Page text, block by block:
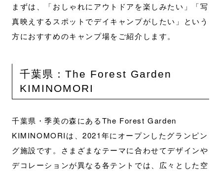
まずは、「おしゃれにアウトドアを楽しみたい」「写
真映えするスポットでデイキャンプがしたい」という
方におすすめのキャンプ場をご紹介します。
千葉県：The Forest Garden
KIMINOMORI
千葉県・季美の森にあるThe Forest Garden
KIMINOMORIは、2021年にオープンしたグランピン
グ施設です。さまざまなテーマに合わせてデザインや
デコレーションが異なる各テントでは、広々とした空